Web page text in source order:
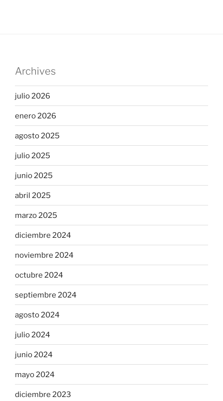
Archives
julio 2026
enero 2026
agosto 2025
julio 2025
junio 2025
abril 2025
marzo 2025
diciembre 2024
noviembre 2024
octubre 2024
septiembre 2024
agosto 2024
julio 2024
junio 2024
mayo 2024
diciembre 2023